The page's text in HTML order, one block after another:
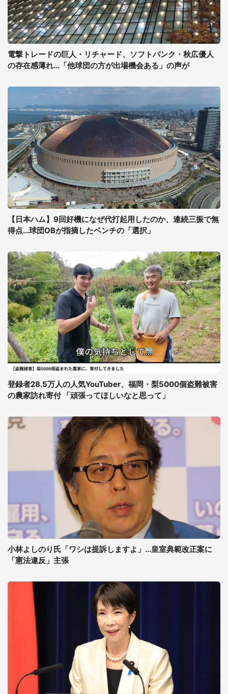
電撃トレードの巨人・リチャード、ソフトバンク・秋広優人
の存在感薄れ...「他球団の方が出場機会ある」の声が
【日本ハム】9回好機になぜ代打起用したのか、連続三振で無
得点...球団OBが指摘したベンチの「選択」
登録者28.5万人の人気YouTuber、福岡・梨5000個盗難被害
の農家訪れ寄付 「頑張ってほしいなと思って」
小林よしのり氏「ワシは提訴しますよ」...皇室典範改正案に
「憲法違反」主張